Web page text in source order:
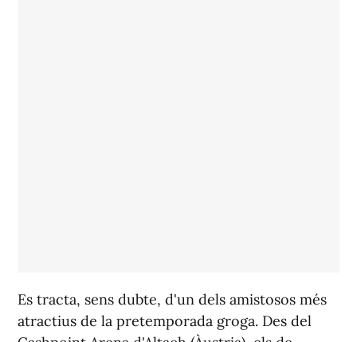
Es tracta, sens dubte, d'un dels amistosos més
atractius de la pretemporada groga. Des del